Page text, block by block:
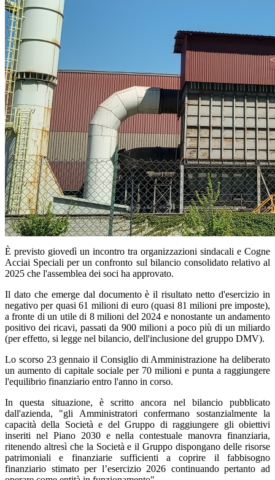
È previsto giovedì un incontro tra organizzazioni sindacali e Cogne
Acciai Speciali per un confronto sul bilancio consolidato relativo al
2025 che l'assemblea dei soci ha approvato.
Il dato che emerge dal documento è il risultato netto d'esercizio in
negativo per quasi 61 milioni di euro (quasi 81 milioni pre imposte),
a fronte di un utile di 8 milioni del 2024 e nonostante un andamento
positivo dei ricavi, passati da 900 milioni a poco più di un miliardo
(per effetto, si legge nel bilancio, dell'inclusione del gruppo DMV).
Lo scorso 23 gennaio il Consiglio di Amministrazione ha deliberato
un aumento di capitale sociale per 70 milioni e punta a raggiungere
l'equilibrio finanziario entro l'anno in corso.
In questa situazione, è scritto ancora nel bilancio pubblicato
dall'azienda, "gli Amministratori confermano sostanzialmente la
capacità della Società e del Gruppo di raggiungere gli obiettivi
inseriti nel Piano 2030 e nella contestuale manovra finanziaria,
ritenendo altresì che la Società e il Gruppo dispongano delle risorse
patrimoniali e finanziarie sufficienti a coprire il fabbisogno
finanziario stimato per l’esercizio 2026 continuando pertanto ad